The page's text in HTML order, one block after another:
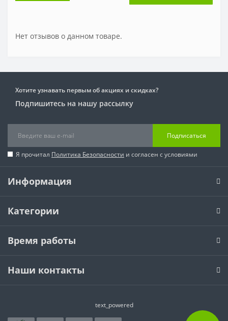
Нет отзывов о данном товаре.
Хотите узнавать первым об акциях и скидках?
Подпишитесь на нашу рассылку
Подписаться
Я прочитал Политика Безопасности и согласен с условиями
Информация
Категории
Время работы
Наши контакты
text_powered